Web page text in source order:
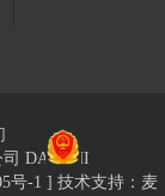
司 DAIICHI
号-1 ] 技术支持：麦